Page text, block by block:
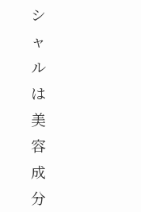
シ
ャ
ル
は
美
容
成
分